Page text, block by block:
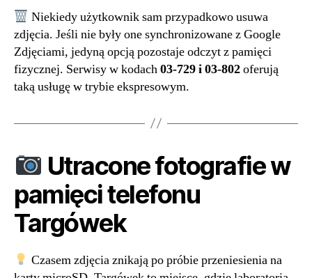
Niekiedy użytkownik sam przypadkowo usuwa
zdjęcia. Jeśli nie były one synchronizowane z Google
Zdjęciami, jedyną opcją pozostaje odczyt z pamięci
fizycznej. Serwisy w kodach03-729 i 03-802oferują
taką usługę w trybie ekspresowym.
Utracone fotografie w
pamięci telefonu
Targówek
Czasem zdjęcia znikają po próbie przeniesienia na